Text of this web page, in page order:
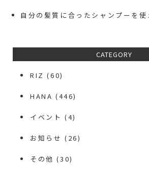
自分の髪質に合ったシャンプーを使
CATEGORY
RIZ (60)
HANA (446)
イベント (4)
お知らせ (26)
その他 (30)